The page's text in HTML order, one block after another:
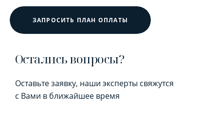
ЗАПРОСИТЬ ПЛАН ОПЛАТЫ
Остались вопросы?
Оставьте заявку, наши эксперты свяжутся
с Вами в ближайшее время